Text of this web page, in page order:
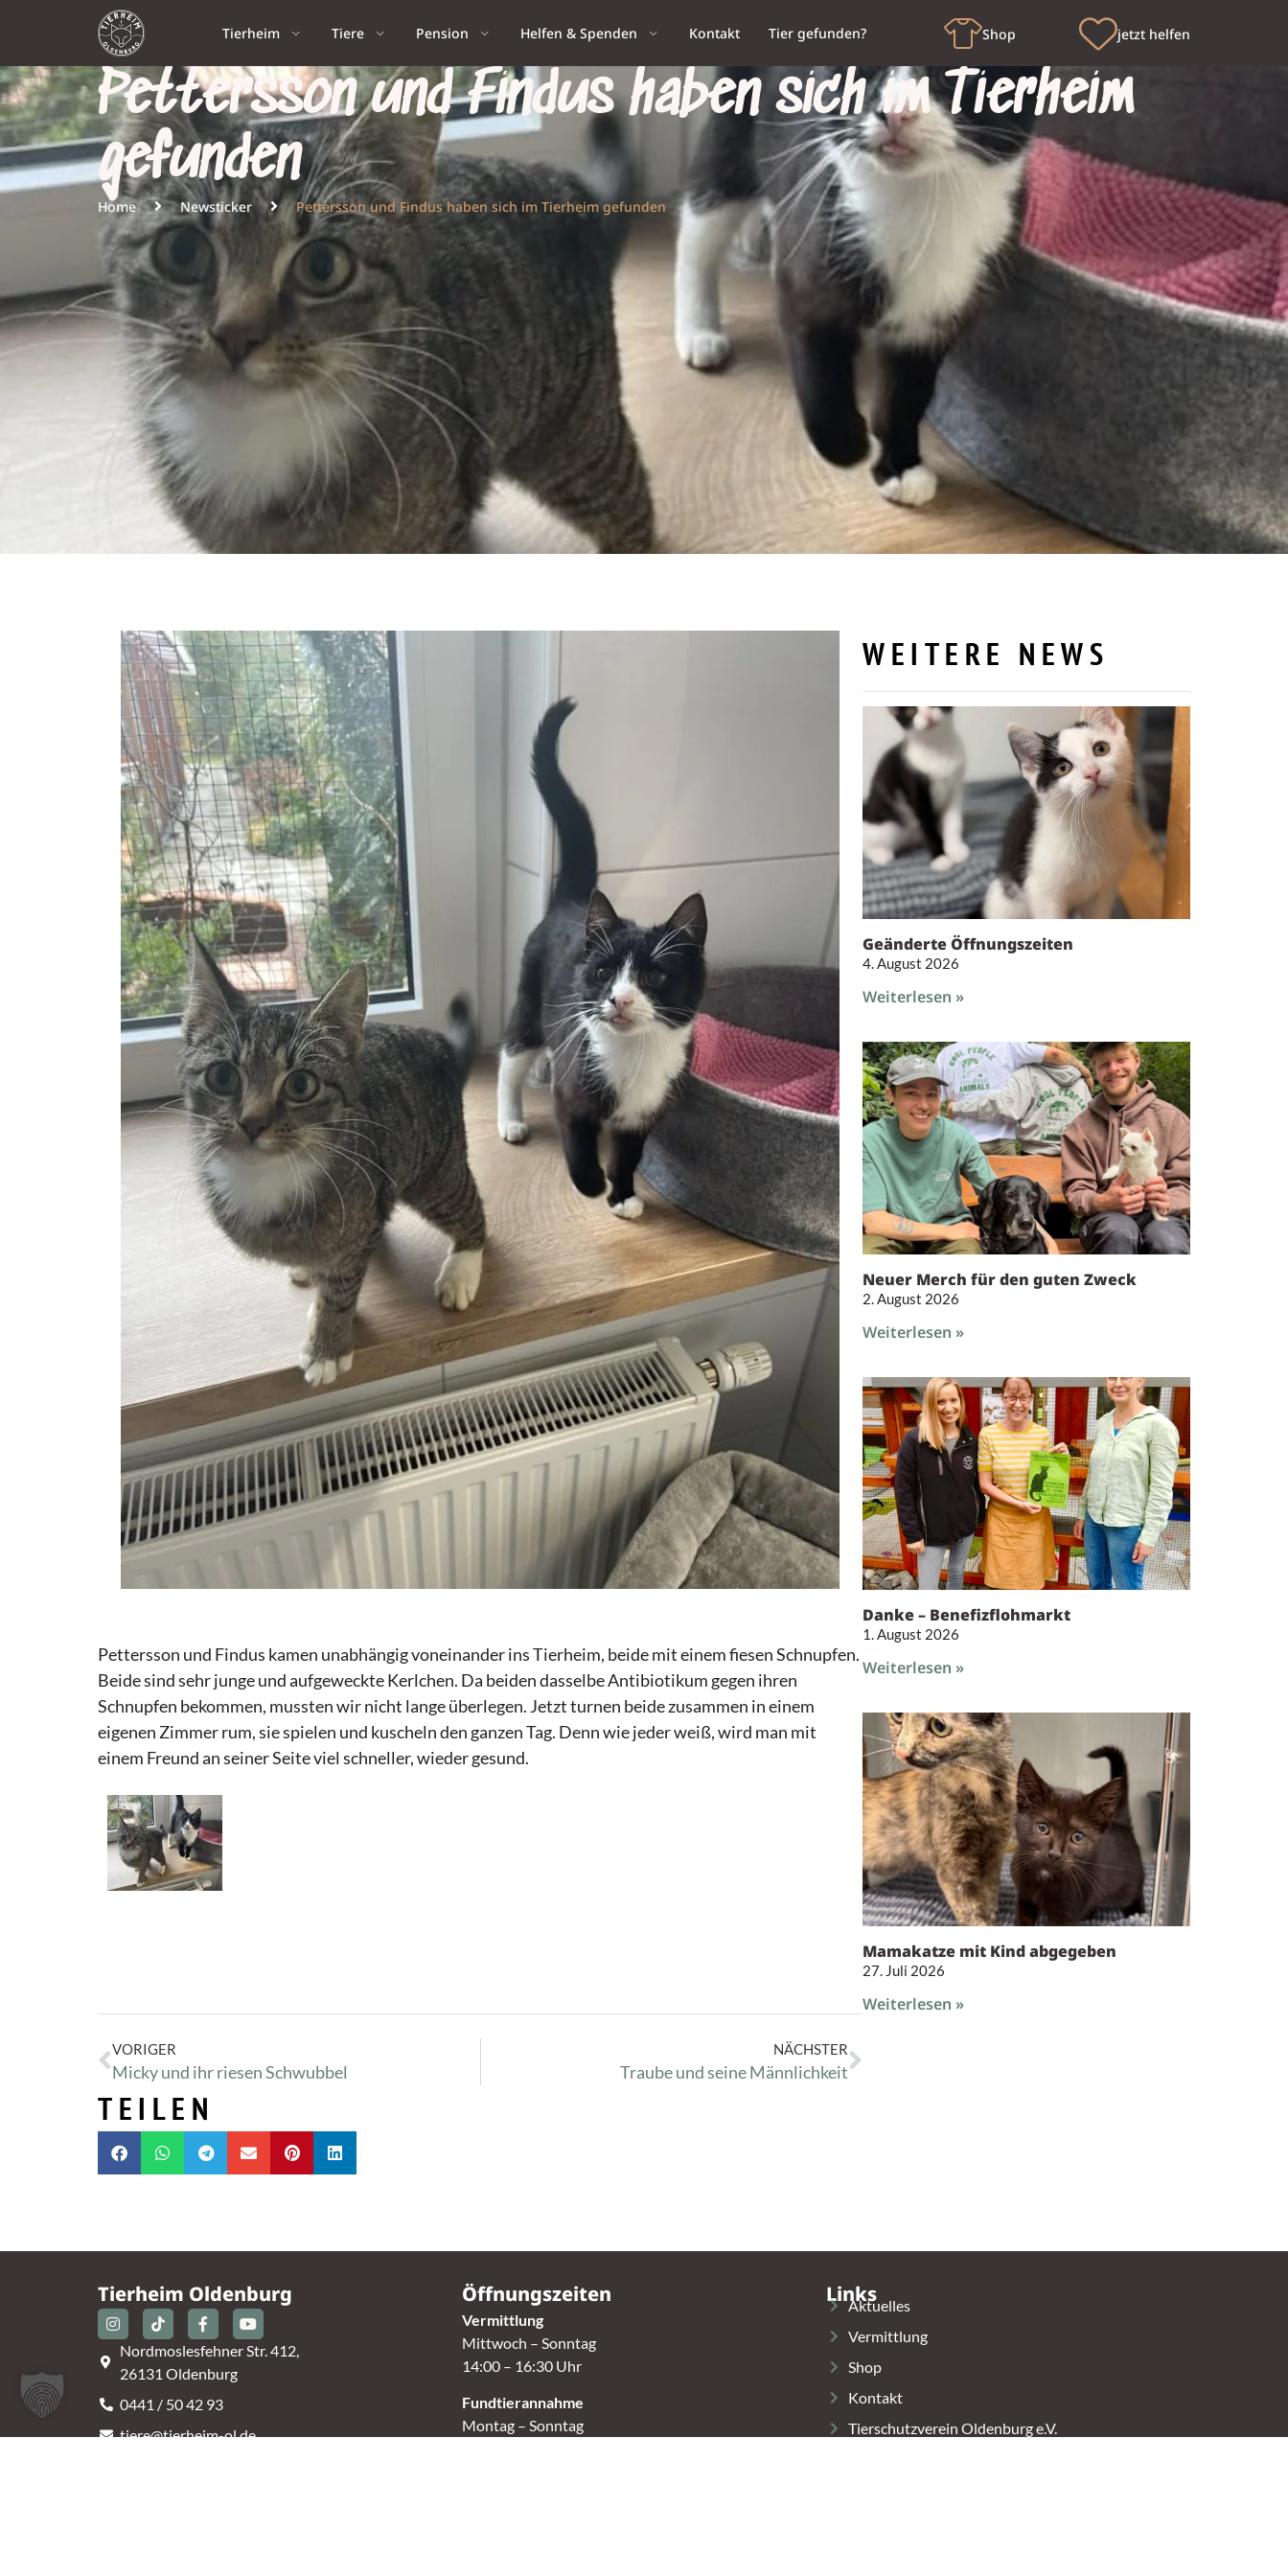
Tierheim Tiere Pension Helfen & Spenden Kontakt Tier gefunden? Shop jetzt helfen
Pettersson und Findus haben sich im Tierheim
gefunden
Home Newsticker Pettersson und Findus haben sich im Tierheim gefunden
Pettersson und Findus kamen unabhängig voneinander ins Tierheim, beide mit einem fiesen Schnupfen.
Beide sind sehr junge und aufgeweckte Kerlchen. Da beiden dasselbe Antibiotikum gegen ihren
Schnupfen bekommen, mussten wir nicht lange überlegen. Jetzt turnen beide zusammen in einem
eigenen Zimmer rum, sie spielen und kuscheln den ganzen Tag. Denn wie jeder weiß, wird man mit
einem Freund an seiner Seite viel schneller, wieder gesund.
VORIGER
Micky und ihr riesen Schwubbel
NÄCHSTER
Traube und seine Männlichkeit
TEILEN
WEITERE NEWS
Geänderte Öffnungszeiten
4. August 2026
Weiterlesen »
Neuer Merch für den guten Zweck
2. August 2026
Weiterlesen »
Danke – Benefizflohmarkt
1. August 2026
Weiterlesen »
Mamakatze mit Kind abgegeben
27. Juli 2026
Weiterlesen »
Tierheim Oldenburg
Nordmoslesfehner Str. 412,
26131 Oldenburg
0441 / 50 42 93
tiere@tierheim-ol.de
Öffnungszeiten
Vermittlung
Mittwoch – Sonntag
14:00 – 16:30 Uhr
Fundtierannahme
Montag – Sonntag
Links
Aktuelles
Vermittlung
Shop
Kontakt
Tierschutzverein Oldenburg e.V.